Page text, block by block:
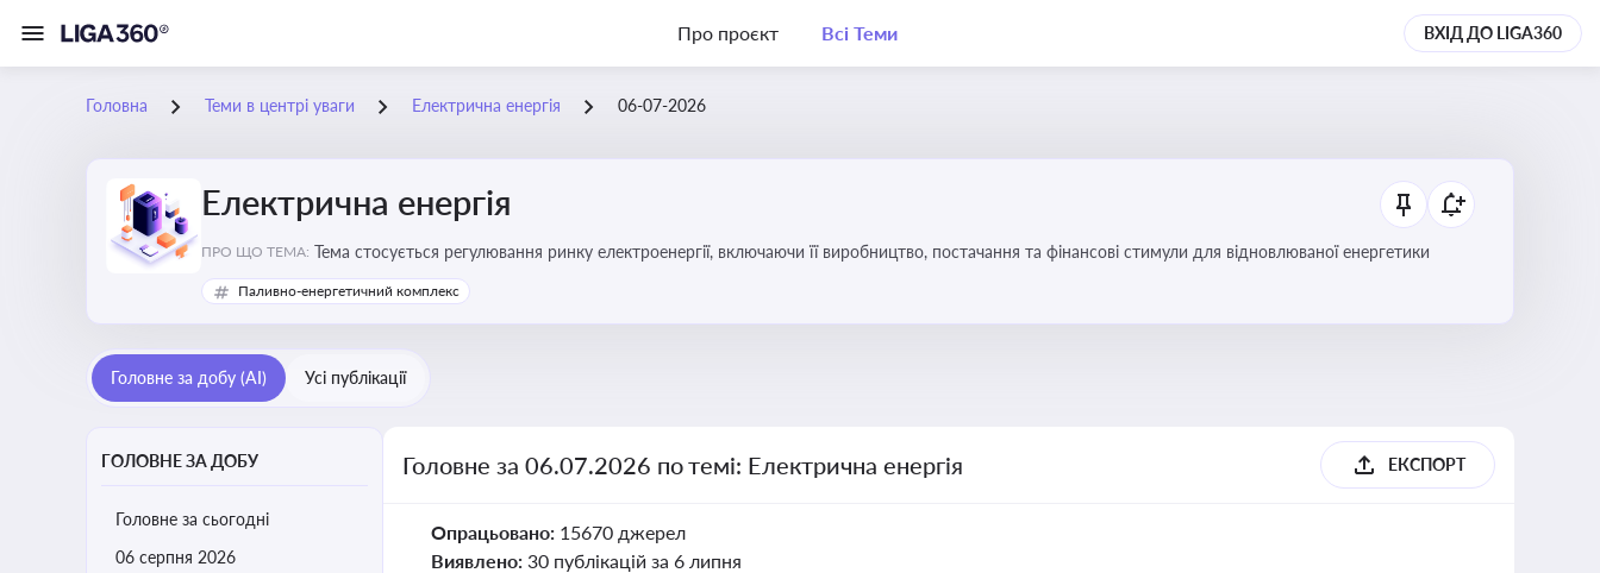
Про проєкт Всі Теми ВХІД ДО LIGA360
Головна Теми в центрі уваги Електрична енергія 06-07-2026
Електрична енергія
ПРО ЩО ТЕМА: Тема стосується регулювання ринку електроенергії, включаючи її виробництво, постачання та фінансові стимули для відновлюваної енергетики
Паливно-енергетичний комплекс
Головне за добу (AI) Усі публікації
ГОЛОВНЕ ЗА ДОБУ
Головне за сьогодні
06 серпня 2026
Головне за 06.07.2026 по темі: Електрична енергія ЕКСПОРТ
Опрацьовано: 15670 джерел
Виявлено: 30 публікацій за 6 липня